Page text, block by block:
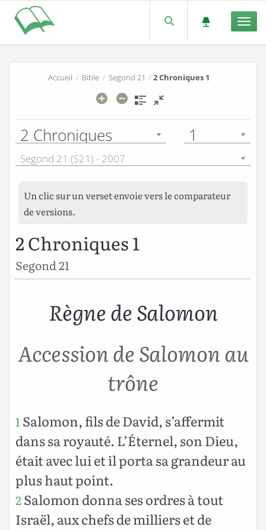
Accueil / Bible /Segond 21 /2 Chroniques 1
2 Chroniques 1
Segond 21 (S21) - 2007
Un clic sur un verset envoie vers le comparateur
de versions.
2 Chroniques 1
Segond 21
Règne de Salomon
Accession de Salomon au
trône
1Salomon, fils de David, s’affermit
dans sa royauté. L’Éternel, son Dieu,
était avec lui et il porta sa grandeur au
plus haut point.
2Salomon donna ses ordres à tout
Israël, aux chefs de milliers et de